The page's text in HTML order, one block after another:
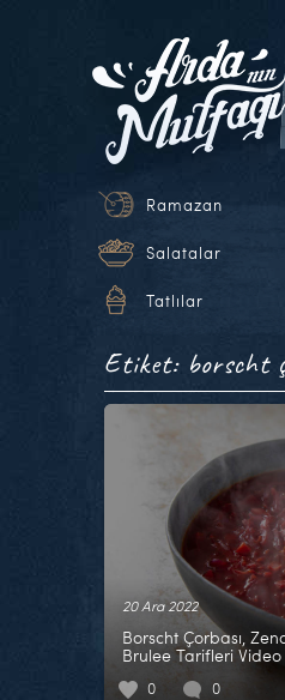
Ramazan
Salatalar
Tatlılar
Etiket: borscht
20 Ara 2022
Borscht Çorbası,
Brulee Tarifleri Video
0 0